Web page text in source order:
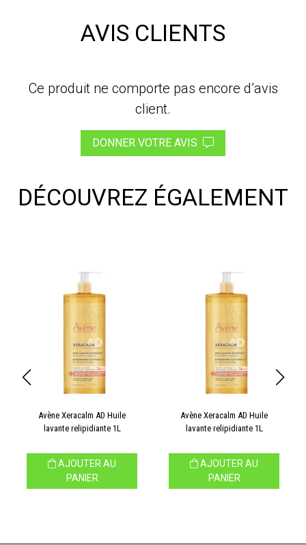
AVIS CLIENTS
Ce produit ne comporte pas encore d’avis
client.
DONNER VOTRE AVIS
DÉCOUVREZ ÉGALEMENT
Avène Xeracalm AD Huile
lavante relipidiante 1L
AJOUTER AU
PANIER
Avène Xeracalm AD Huile
lavante relipidiante 1L
AJOUTER AU
PANIER